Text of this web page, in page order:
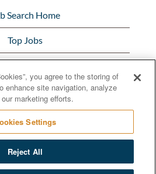
Search Home
Top Jobs
Bunge.com
you agree to the storing of
enhance site navigation, analyze
marketing efforts.
Settings
Reject All